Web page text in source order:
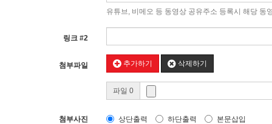
유튜브, 비메오 등 동영상 공유주소 등록시 해당 동
링크 #2
첨부파일 추가하기 삭제하기
파일 0
첨부사진 상단출력 하단출력
본문삽입